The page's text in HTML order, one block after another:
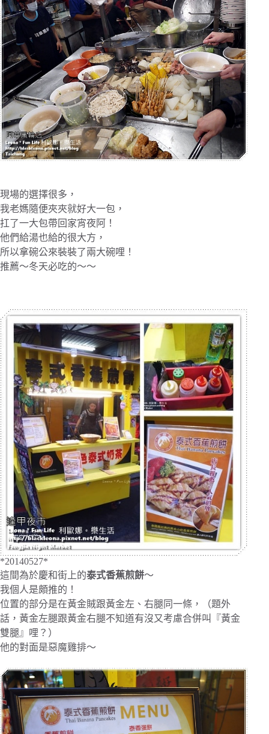
現場的選擇很多，
我老媽隨便夾夾就好大一包，
扛了一大包帶回家宵夜阿！
他們給湯也給的很大方，
所以拿碗公來裝裝了兩大碗哩！
推薦～冬天必吃的～～
*20140527*
這間為於慶和街上的泰式香蕉煎餅～
我個人是頗推的！
位置的部分是在黃金賊跟黃金左、右腿同一條，（題外
話，黃金左腿跟黃金右腿不知道有沒又考慮合併叫『黃金
雙腿』哩？）
他的對面是惡魔雞排～